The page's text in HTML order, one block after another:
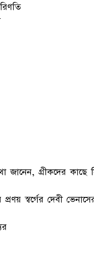
জানেন, গ্রীকদের কাছে
স্বর্গের দেবী